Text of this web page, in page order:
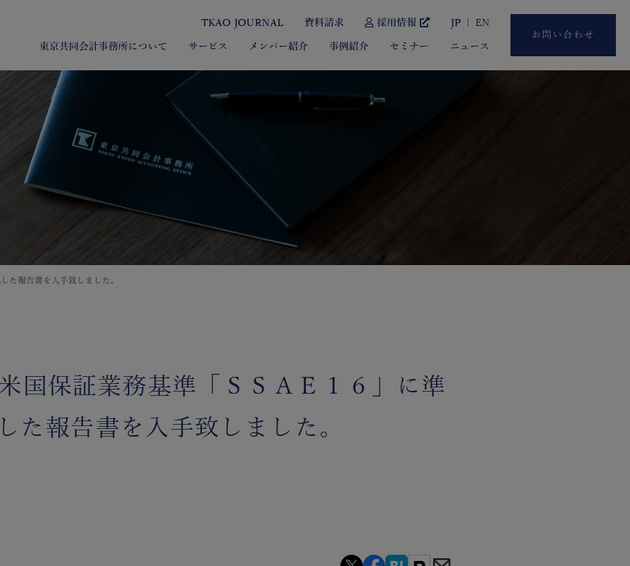
TKAO JOURNAL 資料請求 採用情報 JP EN
東京共同会計事務所について サービス メンバー紹介 事例紹介 セミナー ニュース
お問い合わせ
た報告書を入手致しました。
国保証業務基準「ＳＳＡＥ１６」に準
た報告書を入手致しました。